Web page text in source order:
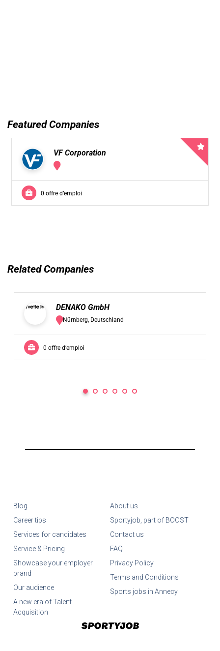
Featured Companies
VF Corporation
0 offre d’emploi
Related Companies
DENAKO GmbH
Nürnberg, Deutschland
0 offre d’emploi
Blog
Career tips
Services for candidates
Service & Pricing
Showcase your employer
brand
Our audience
A new era of Talent
Acquisition
About us
Sportyjob, part of BOOST
Contact us
FAQ
Privacy Policy
Terms and Conditions
Sports jobs in Annecy